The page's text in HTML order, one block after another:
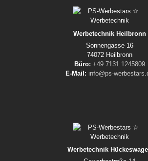
Werbetechnik Heilbronn
Sonnengasse 16
74072 Heilbronn
Büro: +49 7131 1245809
E-Mail: info@ps-
Werbetechnik